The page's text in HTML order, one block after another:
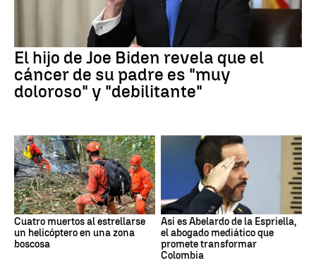
El hijo de Joe Biden revela que el
cáncer de su padre es "muy
doloroso" y "debilitante"
Cuatro muertos al estrellarse
un helicóptero en una zona
boscosa
Así es Abelardo de la Espriella,
el abogado mediático que
promete transformar
Colombia